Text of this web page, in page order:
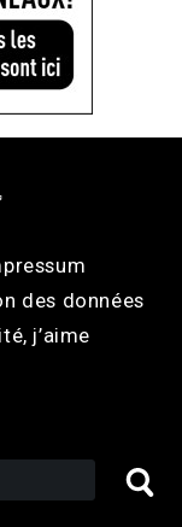
des données
j’aime